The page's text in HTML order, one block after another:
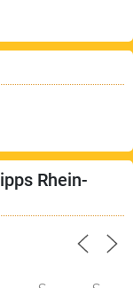
Rhein-